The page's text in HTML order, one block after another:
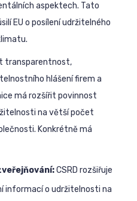
aspektech. Tato
EU o posílení udržitelného
transparentnost,
hlášení firem a
má rozšířit povinnost
na větší počet
Konkrétně má
CSRD rozšiřuje
informací o udržitelnosti na